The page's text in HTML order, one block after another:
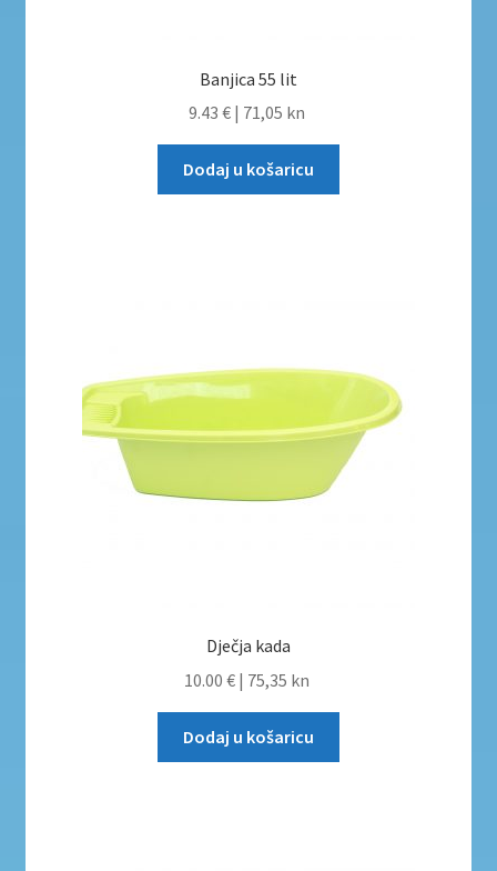
Banjica 55 lit
9.43 € | 71,05 kn
Dodaj u košaricu
Dječja kada
10.00 € | 75,35 kn
Dodaj u košaricu